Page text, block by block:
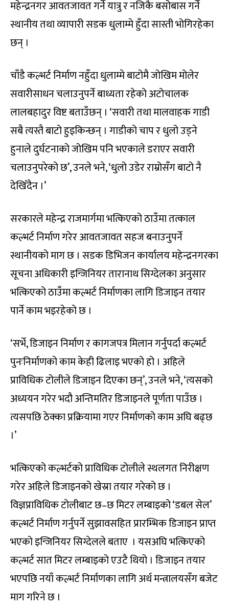
महेन्द्रनगर आवतजावत गर्ने यात्रु र नजिकै बसोबास गर्ने
स्थानीय तथा व्यापारी सडक धुलाम्मे हुँदा सास्ती भोगिरहेका
छन् ।
चाँडै कल्भर्ट निर्माण नहुँदा धुलाम्मे बाटोमै जोखिम मोलेर
सवारीसाधन चलाउनुपर्ने बाध्यता रहेको अटोचालक
लालबहादुर विष्ट बताउँछन् । ‘सवारी तथा मालवाहक गाडी
सबै त्यस्तै बाटो हुइकिन्छन् । गाडीको चाप र धुलो उड्ने
हुनाले दुर्घटनाको जोखिम पनि भएकाले डराएर सवारी
चलाउनुपरेको छ’, उनले भने, ‘धुलो उडेर राम्रोसँग बाटो नै
देखिँदैन ।’
सरकारले महेन्द्र राजमार्गमा भत्किएको ठाउँमा तत्काल
कल्भर्ट निर्माण गरेर आवतजावत सहज बनाउनुपर्ने
स्थानीयको माग छ । सडक डिभिजन कार्यालय महेन्द्रनगरका
सूचना अधिकारी इन्जिनियर तारानाथ सिग्देलका अनुसार
भत्किएको ठाउँमा कल्भर्ट निर्माणका लागि डिजाइन तयार
पार्ने काम भइरहेको छ ।
‘सर्भे, डिजाइन निर्माण र कागजपत्र मिलान गर्नुपर्दा कल्भर्ट
पुनःनिर्माणको काम केही ढिलाइ भएको हो । अहिले
प्राविधिक टोलीले डिजाइन दिएका छन्’, उनले भने, ‘त्यसको
अध्ययन गरेर भदौ अन्तिमतिर डिजाइनले पूर्णता पाउँछ ।
त्यसपछि ठेक्का प्रक्रियामा गएर निर्माणको काम अघि बढ्छ
।’
भत्किएको कल्भर्टको प्राविधिक टोलीले स्थलगत निरीक्षण
गरेर अहिले डिजाइनको खेस्रा तयार गरेको छ ।
विज्ञप्राविधिक टोलीबाट छ–छ मिटर लम्बाइको ‘डबल सेल’
कल्भर्ट निर्माण गर्नुपर्ने सुझावसहित प्रारम्भिक डिजाइन प्राप्त
भएको इन्जिनियर सिग्देलले बताए । यसअघि भत्किएको
कल्भर्ट सात मिटर लम्बाइको एउटै थियो । डिजाइन तयार
भएपछि नयाँ कल्भर्ट निर्माणका लागि अर्थ मन्त्रालयसँग बजेट
माग गरिने छ ।